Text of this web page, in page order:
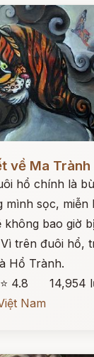
về Ma Trành
hổ chính là
mình sọc, miễn
không bao giờ
trên đuôi hổ,
Hổ Trành.
⭐ 4.8
14,954
Nam